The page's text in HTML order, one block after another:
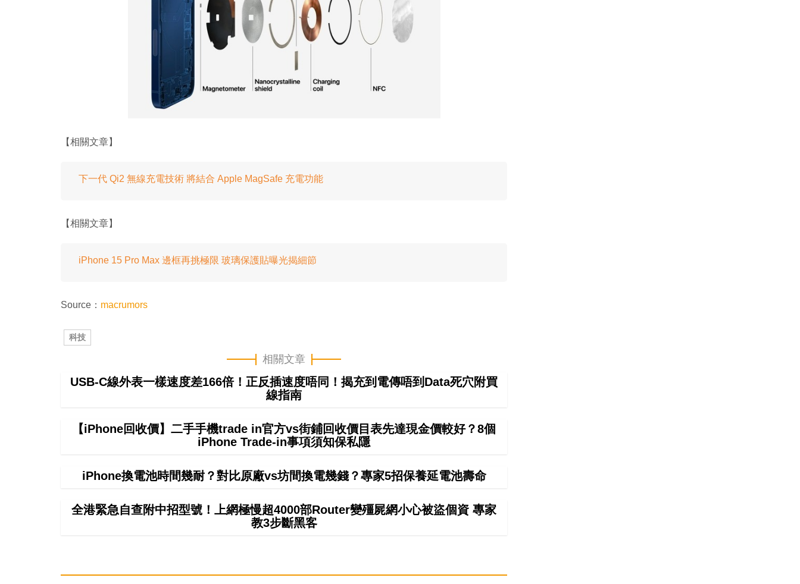
【相關文章】
下一代 Qi2 無線充電技術 將結合 Apple MagSafe 充電功能
【相關文章】
iPhone 15 Pro Max 邊框再挑極限 玻璃保護貼曝光揭細節
Source： macrumors
科技
相關文章
USB-C線外表一樣速度差166倍！正反插速度唔同！揭充到電傳唔到Data死穴附買
線指南
【iPhone回收價】二手手機trade in官方vs街鋪回收價目表先達現金價較好？8個
iPhone Trade-in事項須知保私隱
iPhone換電池時間幾耐？對比原廠vs坊間換電幾錢？專家5招保養延電池壽命
全港緊急自查附中招型號！上網極慢超4000部Router變殭屍網小心被盜個資 專家
教3步斷黑客